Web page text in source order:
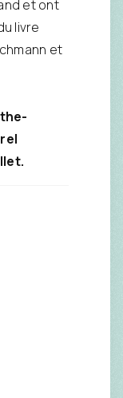
et ont
livre
et